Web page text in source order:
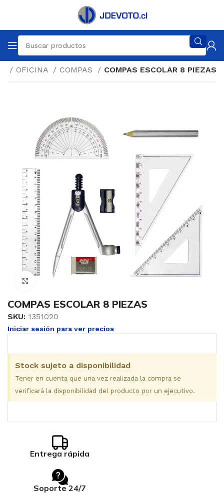
OFICINA COMPAS COMPAS ESCOLAR 8 PIEZAS
Clic para ampliar
COMPAS ESCOLAR 8 PIEZAS
SKU: 1351020
Iniciar sesión para ver precios
Stock sujeto a disponibilidad
Tener en cuenta que una vez realizada la compra se
verificará la disponibilidad del producto por un ejecutivo.
Entrega rápida
Soporte 24/7